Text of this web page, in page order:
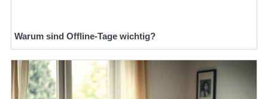
Warum sind Offline-Tage wichtig?